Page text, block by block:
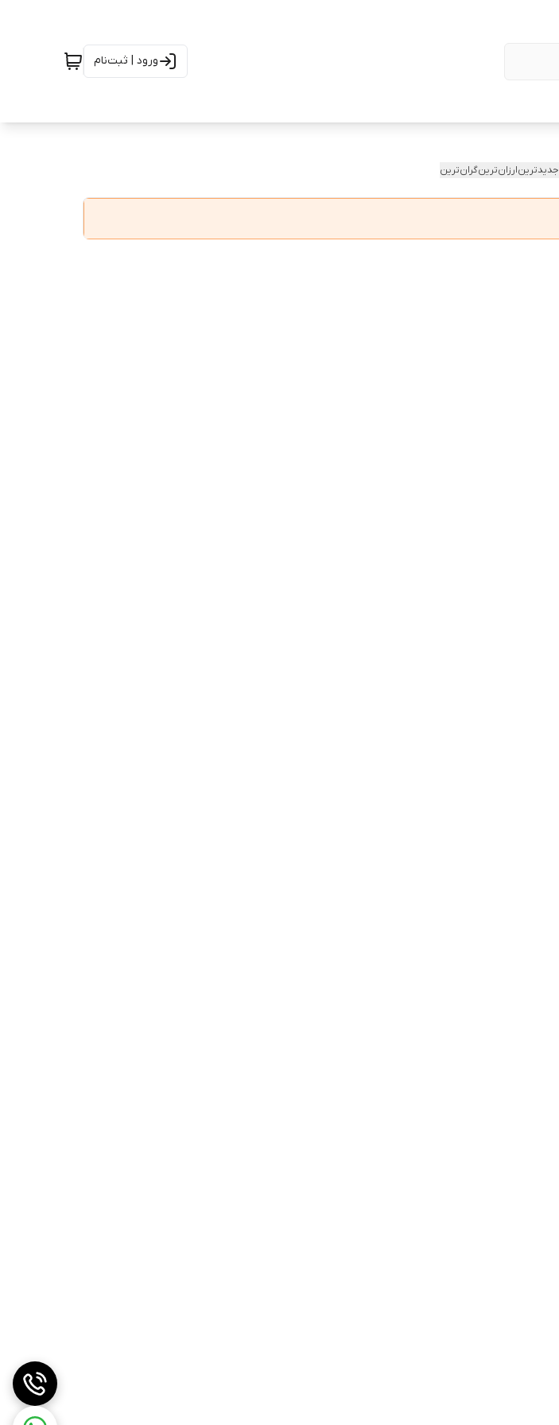
ورود | ثبت‌نام
جدیدترینارزان‌ترینگران‌ترین